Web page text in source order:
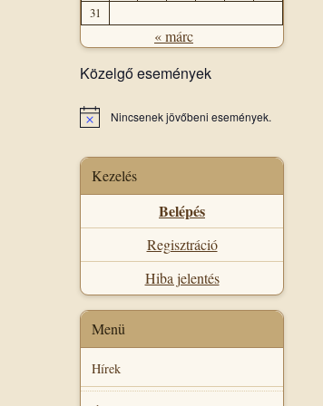
31
« márc
Közelgő események
Notice Nincsenek jövőbeni események.
Kezelés
Belépés
Regisztráció
Hiba jelentés
Menü
Hírek